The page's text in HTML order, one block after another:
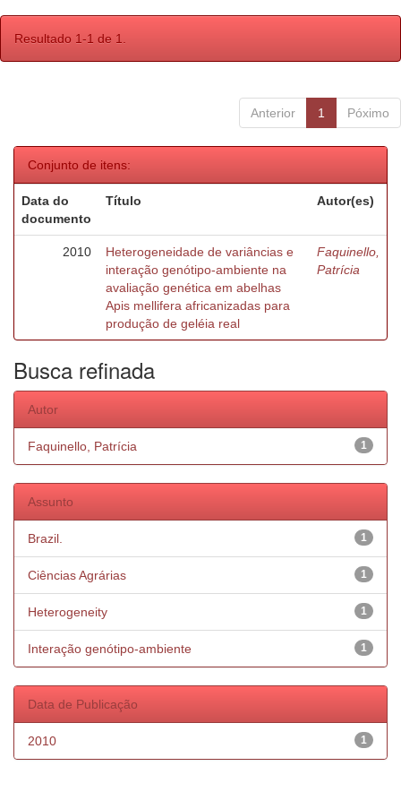
Resultado 1-1 de 1.
Anterior 1 Póximo
Conjunto de itens:
Data do
documento
Título Autor(es)
2010
Heterogeneidade de variâncias e
interação genótipo-ambiente na
avaliação genética em abelhas
Apis mellifera africanizadas para
produção de geléia real
Faquinello,
Patrícia
Busca refinada
Autor
1
Faquinello, Patrícia
Assunto
1
Brazil.
1
Ciências Agrárias
1
Heterogeneity
1
Interação genótipo-ambiente
Data de Publicação
1
2010